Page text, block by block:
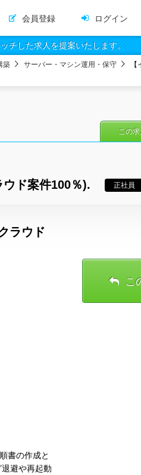
会員登録 ログイン
チした求人を提案いたします。
築 サーバー・マシン運用・保守
ウド案件100％). 正社員
この
ラウド
書の作成と
避や再起動
こ